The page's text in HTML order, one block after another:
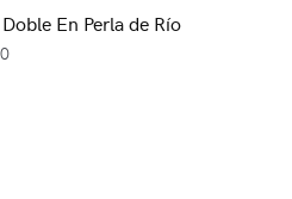
En Perla de Río